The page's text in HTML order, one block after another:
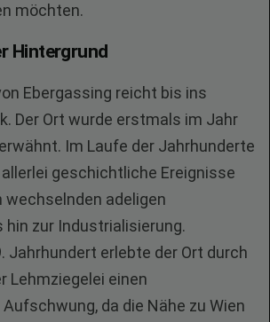
möchten.
Hintergrund
Ebergassing reicht bis ins
Der Ort wurde erstmals im Jahr
Im Laufe der Jahrhunderte
geschichtliche Ereignisse
adeligen
zur Industrialisierung.
Jahrhundert erlebte der Ort durch
Lehmziegelei einen
da die Nähe zu Wien